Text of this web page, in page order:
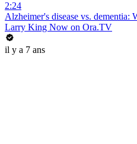
2:24
Alzheimer's disease vs. dementia:
Larry King Now on Ora.TV
il y a 7 ans